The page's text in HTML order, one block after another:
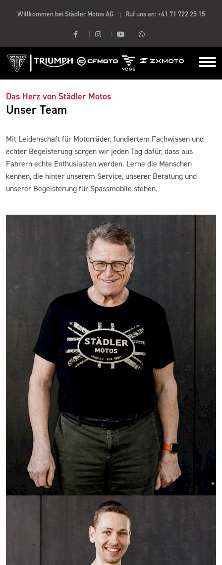
Willkommen bei Städler Motos AG Ruf uns an:+41 71 722 25 15
Das Herz von Städler Motos
Unser Team
Mit Leidenschaft für Motorräder, fundiertem Fachwissen und
echter Begeisterung sorgen wir jeden Tag dafür, dass aus
Fahrern echte Enthusiasten werden. Lerne die Menschen
kennen, die hinter unserem Service, unserer Beratung und
unserer Begeisterung für Spassmobile stehen.